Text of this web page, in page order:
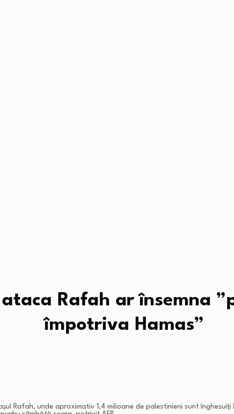
Rafah ar însemna
împotriva Hamas”
Rafah, unde aproximativ 1,4 milioane de palestinieni sunt